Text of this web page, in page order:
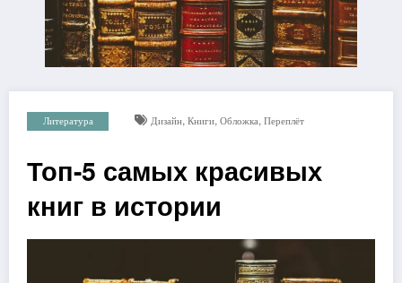
Литература Дизайн, Книги, Обложка, Переплёт
Топ-5 самых красивых
книг в истории